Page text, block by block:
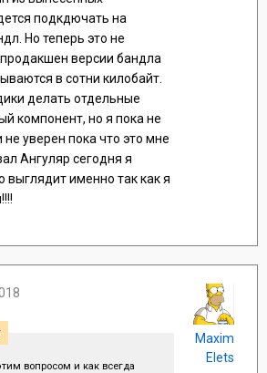
подкдючать на
Но теперь это не
версии бандла
в сотни килобайт.
делать отдельные
компонент, но я пока не
не уверен пока что это мне
Ангуляр сегодня я
именно так как я
вопросом и как всегда
Maxim
Elets